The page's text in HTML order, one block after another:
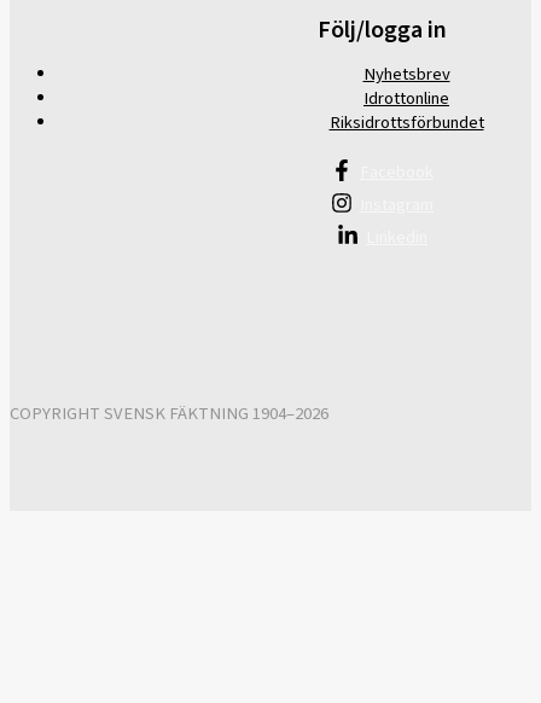
Följ/logga in
Nyhetsbrev
Idrottonline
Riksidrottsförbundet
COPYRIGHT SVENSK FÄKTNING 1904–2026